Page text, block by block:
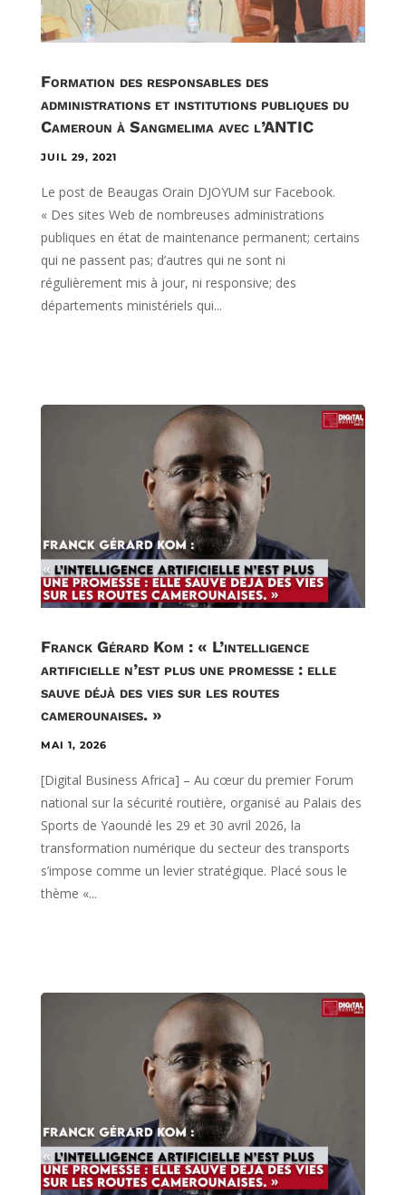
Formation des responsables des
administrations et institutions publiques du
Cameroun à Sangmelima avec l’ANTIC
JUIL 29, 2021
Le post de Beaugas Orain DJOYUM sur Facebook.
« Des sites Web de nombreuses administrations
publiques en état de maintenance permanent; certains
qui ne passent pas; d’autres qui ne sont ni
régulièrement mis à jour, ni responsive; des
départements ministériels qui...
Franck Gérard Kom : « L’intelligence
artificielle n’est plus une promesse : elle
sauve déjà des vies sur les routes
camerounaises. »
MAI 1, 2026
[Digital Business Africa] – Au cœur du premier Forum
national sur la sécurité routière, organisé au Palais des
Sports de Yaoundé les 29 et 30 avril 2026, la
transformation numérique du secteur des transports
s’impose comme un levier stratégique. Placé sous le
thème «...